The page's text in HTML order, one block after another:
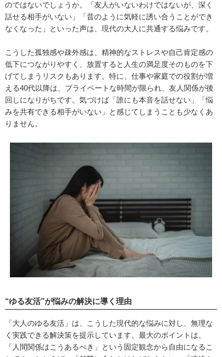
のではないでしょうか。「友人がいないわけではないが、深く
話せる相手がいない」「昔のように気軽に誘い合うことができ
なくなった」といった声は、現代の大人に共通する悩みです。
こうした孤独感や疎外感は、精神的なストレスや自己肯定感の
低下につながりやすく、放置すると人生の満足度そのものを下
げてしまうリスクもあります。特に、仕事や家庭での役割が増
える40代以降は、プライベートな時間が限られ、友人関係が後
回しになりがちです。気づけば「誰にも本音を話せない」「悩
みを共有できる相手がいない」と感じてしまうことも少なくあ
りません。
“ゆる友活”が悩みの解決に導く理由
「大人のゆる友活」は、こうした現代的な悩みに対し、無理な
く実践できる解決策を提示しています。最大のポイントは、
「人間関係はこうあるべき」という固定観念から自由になるこ